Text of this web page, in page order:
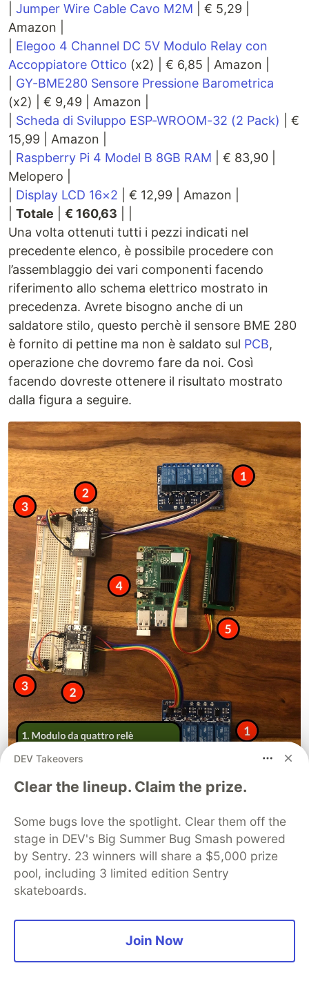
Jumper Wire Cable Cavo M2M | € 5,29 |
Amazon |
Elegoo 4 Channel DC 5V Modulo Relay con
Accoppiatore Ottico (x2) | € 6,85 | Amazon |
GY-BME280 Sensore Pressione Barometrica
(x2) | € 9,49 | Amazon |
Scheda di Sviluppo ESP-WROOM-32 (2 Pack) | €
15,99 | Amazon |
Raspberry Pi 4 Model B 8GB RAM | € 83,90 |
Melopero |
Display LCD 16×2 | € 12,99 | Amazon |
Totale € 160,63
Una volta ottenuti tutti i pezzi indicati nel
precedente elenco, è possibile procedere con
l’assemblaggio dei vari componenti facendo
riferimento allo schema elettrico mostrato in
precedenza. Avrete bisogno anche di un
saldatore stilo, questo perchè il sensore BME 280
è fornito di pettine ma non è saldato sul PCB,
operazione che dovremo fare da noi. Così
facendo dovreste ottenere il risultato mostrato
dalla figura a seguire.
Figura 10 – Assemblaggio dei componenti
hardware della soluzione IoT secondo lo schema
elettrico specificato in Figura 8
con i “pezzi di ferro” abbiamo terminato.
Possiamo quindi mettere al momento il prototipo
da parte per continuare adesso in poi con la
DEV Takeovers
Clear the lineup. Claim the prize.
Some bugs love the spotlight. Clear them off the
stage in DEV's Big Summer Bug Smash powered
by Sentry. 23 winners will share a $5,000 prize
pool, including 3 limited edition Sentry
skateboards.
Join Now